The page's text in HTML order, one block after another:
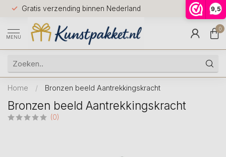
9,5
Gratis verzending binnen Nederland
Voor
huis
9.5
MENU
0
Home / Bronzen beeld Aantrekkingskracht
Bronzen beeld Aantrekkingskracht
(0)